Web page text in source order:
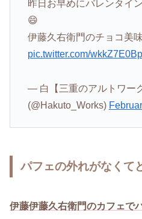
昨日お早めにバレンタイ
😄
伊藤久右衛門のチョコ美
pic.twitter.com/
— 白【三重のアルトワー
(@Hakuto_Works)
パフェの外れがなくて
伊藤伊藤久右衛門のカフェで